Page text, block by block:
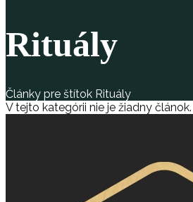
Rituály
Články pre štítok Rituály
V tejto kategórii nie je žiadny článok.